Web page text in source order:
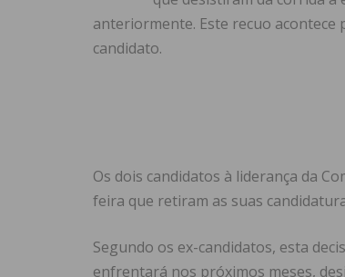
anteriormente. Este recuo
candidato.
Os dois candidatos à liderança da
feira que retiram as suas
Segundo os ex-candidatos, esta
enfrentará nos próximos meses,